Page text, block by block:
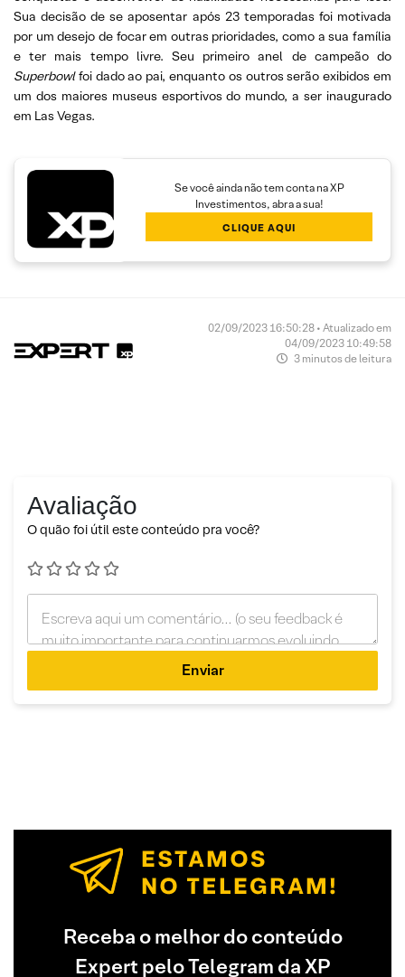
Sua decisão de se aposentar após 23 temporadas foi motivada
por um desejo de focar em outras prioridades, como a sua família
e ter mais tempo livre. Seu primeiro anel de campeão do
Superbowlfoi dado ao pai, enquanto os outros serão exibidos em
um dos maiores museus esportivos do mundo, a ser inaugurado
em Las Vegas.
Se você ainda não tem conta na XP
Investimentos, abra a sua!
CLIQUE AQUI
02/09/2023 16:50:28 • Atualizado em
04/09/2023 10:49:58
3 minutos de leitura
Avaliação
O quão foi útil este conteúdo pra você?
Enviar
Receba o melhor do conteúdo
Expert pelo Telegram da XP